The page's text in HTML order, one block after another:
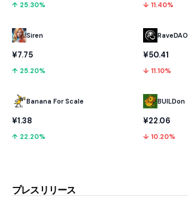
↑ 25.30%
Siren
¥7.75
↑ 25.20%
Banana For Scale
¥1.38
↑ 22.20%
↓ 11.40%
RaveDAO
¥50.41
↓ 11.10%
BUILDon
¥22.06
↓ 10.20%
プレスリリース